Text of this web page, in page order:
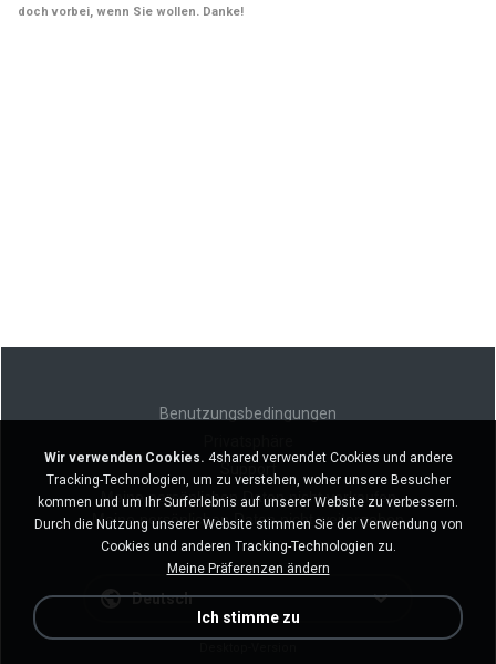
doch vorbei, wenn Sie wollen. Danke!
Benutzungsbedingungen
Meine persönlichen Daten nicht verkaufen
Meine persönlichen Daten nicht weitergeben
Deutsch
Wir verwenden Cookies. 4shared verwendet Cookies und andere
Tracking-Technologien, um zu verstehen, woher unsere Besucher
kommen und um Ihr Surferlebnis auf unserer Website zu verbessern.
Durch die Nutzung unserer Website stimmen Sie der Verwendung von
Cookies und anderen Tracking-Technologien zu.
Meine Präferenzen ändern
Ich stimme zu